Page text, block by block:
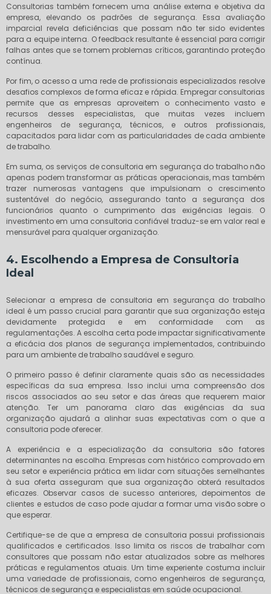
Consultorias também fornecem uma análise externa e objetiva da
empresa, elevando os padrões de segurança. Essa avaliação
imparcial revela deficiências que possam não ter sido evidentes
para a equipe interna. O feedback resultante é essencial para corrigir
falhas antes que se tornem problemas críticos, garantindo proteção
contínua.
Por fim, o acesso a uma rede de profissionais especializados resolve
desafios complexos de forma eficaz e rápida. Empregar consultorias
permite que as empresas aproveitem o conhecimento vasto e
recursos desses especialistas, que muitas vezes incluem
engenheiros de segurança, técnicos, e outros profissionais,
capacitados para lidar com as particularidades de cada ambiente
de trabalho.
Em suma, os serviços de consultoria em segurança do trabalho não
apenas podem transformar as práticas operacionais, mas também
trazer numerosas vantagens que impulsionam o crescimento
sustentável do negócio, assegurando tanto a segurança dos
funcionários quanto o cumprimento das exigências legais. O
investimento em uma consultoria confiável traduz-se em valor real e
mensurável para qualquer organização.
4. Escolhendo a Empresa de Consultoria
Ideal
Selecionar a empresa de consultoria em segurança do trabalho
ideal é um passo crucial para garantir que sua organização esteja
devidamente protegida e em conformidade com as
regulamentações. A escolha certa pode impactar significativamente
a eficácia dos planos de segurança implementados, contribuindo
para um ambiente de trabalho saudável e seguro.
O primeiro passo é definir claramente quais são as necessidades
específicas da sua empresa. Isso inclui uma compreensão dos
riscos associados ao seu setor e das áreas que requerem maior
atenção. Ter um panorama claro das exigências da sua
organização ajudará a alinhar suas expectativas com o que a
consultoria pode oferecer.
A experiência e a especialização da consultoria são fatores
determinantes na escolha. Empresas com histórico comprovado em
seu setor e experiência prática em lidar com situações semelhantes
à sua oferta asseguram que sua organização obterá resultados
eficazes. Observar casos de sucesso anteriores, depoimentos de
clientes e estudos de caso pode ajudar a formar uma visão sobre o
que esperar.
Certifique-se de que a empresa de consultoria possui profissionais
qualificados e certificados. Isso limita os riscos de trabalhar com
consultores que possam não estar atualizados sobre as melhores
práticas e regulamentos atuais. Um time experiente costuma incluir
uma variedade de profissionais, como engenheiros de segurança,
técnicos de segurança e especialistas em saúde ocupacional.